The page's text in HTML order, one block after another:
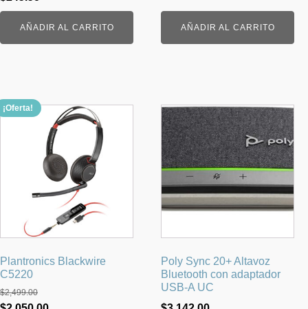
precio
original
era:
precio
actual
es:
AÑADIR AL CARRITO AÑADIR AL CARRITO
¡Oferta!
Plantronics Blackwire
C5220
$2,499.00
Poly Sync 20+ Altavoz
Bluetooth con adaptador
USB-A UC